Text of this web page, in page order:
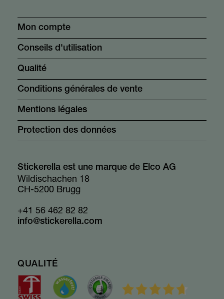
Mon compte
Conseils d'utilisation
Qualité
Conditions générales de vente
Mentions légales
Protection des données
Stickerella est une marque de Elco AG
Wildischachen 18
CH-5200 Brugg
+41 56 462 82 82
info@stickerella.com
QUALITÉ